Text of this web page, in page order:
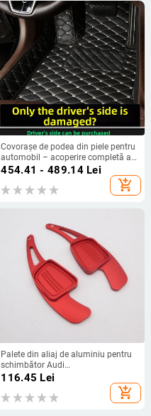
Covorașe de podea din piele pentru
automobil – acoperire completă a
șoferului, covor cu buclă din sârmă,
454.41 - 489.14Lei
add_shopping_cart
Palete din aliaj de aluminiu pentru
schimbător Audi
A3/Q3/A4L/A6/A8/Q7/Q5/TTS
116.45 Lei
add_shopping_cart